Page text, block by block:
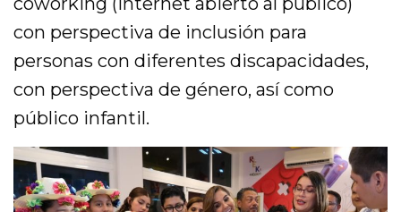
con perspectiva de inclusión para
personas con diferentes discapacidades,
con perspectiva de género, así como
público infantil.